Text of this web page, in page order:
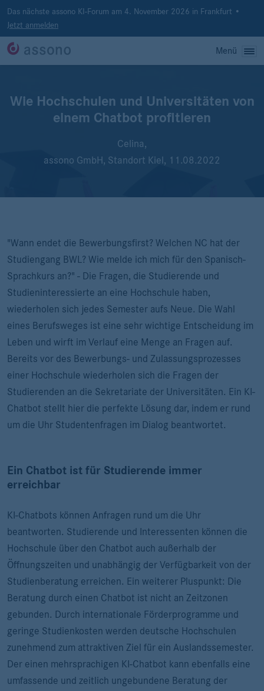
Das nächste assono KI-Forum am 4. November 2026 in Frankfurt •
Jetzt anmelden
Menü
Wie Hochschulen und Universitäten von
einem Chatbot profitieren
Celina,
assono GmbH, Standort Kiel, 11.08.2022
"Wann endet die Bewerbungsfirst? Welchen NC hat der
Studiengang BWL? Wie melde ich mich für den Spanisch-
Sprachkurs an?" - Die Fragen, die Studierende und
Studieninteressierte an eine Hochschule haben,
wiederholen sich jedes Semester aufs Neue. Die Wahl
eines Berufsweges ist eine sehr wichtige Entscheidung im
Leben und wirft im Verlauf eine Menge an Fragen auf.
Bereits vor des Bewerbungs- und Zulassungsprozesses
einer Hochschule wiederholen sich die Fragen der
Studierenden an die Sekretariate der Universitäten. Ein KI-
Chatbot stellt hier die perfekte Lösung dar, indem er rund
um die Uhr Studentenfragen im Dialog beantwortet.
Ein Chatbot ist für Studierende immer
erreichbar
KI-Chatbots können Anfragen rund um die Uhr
beantworten. Studierende und Interessenten können die
Hochschule über den Chatbot auch außerhalb der
Öffnungszeiten und unabhängig der Verfügbarkeit von der
Studienberatung erreichen. Ein weiterer Pluspunkt: Die
Beratung durch einen Chatbot ist nicht an Zeitzonen
gebunden. Durch internationale Förderprogramme und
geringe Studienkosten werden deutsche Hochschulen
zunehmend zum attraktiven Ziel für ein Auslandssemester.
Der einen mehrsprachigen KI-Chatbot kann ebenfalls eine
umfassende und zeitlich ungebundene Beratung der